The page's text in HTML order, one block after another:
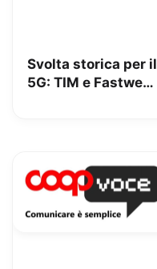
Svolta storica per il
5G: TIM e Fastweb